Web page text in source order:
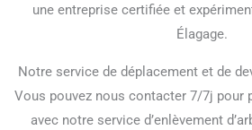
une entreprise certifiée et
Élagage.
Notre service de déplacement et de
Vous pouvez nous contacter 7/7j pour
avec notre service d’enlèvement